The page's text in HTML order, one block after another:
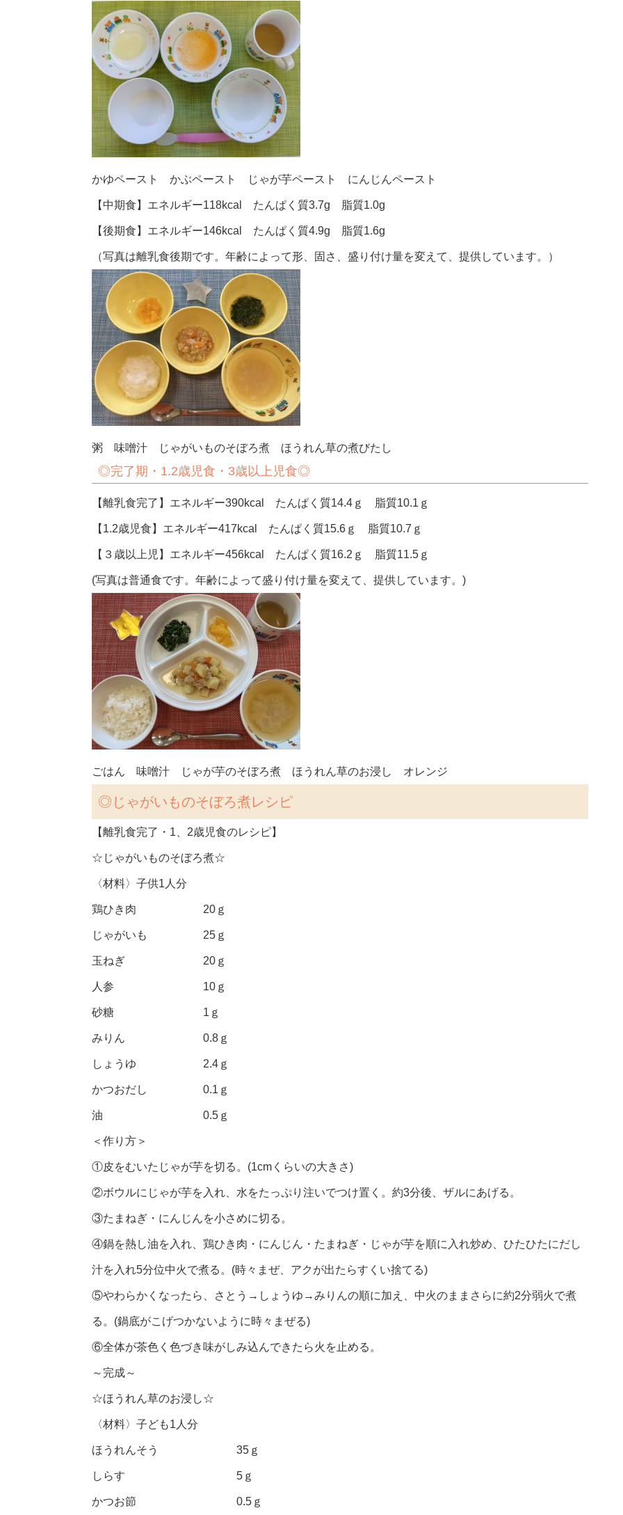
かゆペースト かぶペースト じゃが芋ペースト にんじんペースト
【中期食】エネルギー118kcal たんぱく質3.7g 脂質1.0g
【後期食】エネルギー146kcal たんぱく質4.9g 脂質1.6g
（写真は離乳食後期です。年齢によって形、固さ、盛り付け量を変えて、提供しています。）
粥 味噌汁 じゃがいものそぼろ煮 ほうれん草の煮びたし
◎完了期・1.2歳児食・3歳以上児食◎
【離乳食完了】エネルギー390kcal たんぱく質14.4ｇ 脂質10.1ｇ
【1.2歳児食】エネルギー417kcal たんぱく質15.6ｇ 脂質10.7ｇ
【３歳以上児】エネルギー456kcal たんぱく質16.2ｇ 脂質11.5ｇ
(写真は普通食です。年齢によって盛り付け量を変えて、提供しています。)
ごはん 味噌汁 じゃが芋のそぼろ煮 ほうれん草のお浸し オレンジ
◎じゃがいものそぼろ煮レシピ
【離乳食完了・1、2歳児食のレシピ】
☆じゃがいものそぼろ煮☆
〈材料〉子供1人分
鶏ひき肉 20ｇ
じゃがいも 25ｇ
玉ねぎ 20ｇ
人参 10ｇ
砂糖 1ｇ
みりん 0.8ｇ
しょうゆ 2.4ｇ
かつおだし 0.1ｇ
油 0.5ｇ
＜作り方＞
①皮をむいたじゃが芋を切る。(1cmくらいの大きさ)
②ボウルにじゃが芋を入れ、水をたっぷり注いでつけ置く。約3分後、ザルにあげる。
③たまねぎ・にんじんを小さめに切る。
④鍋を熱し油を入れ、鶏ひき肉・にんじん・たまねぎ・じゃが芋を順に入れ炒め、ひたひたにだし
汁を入れ5分位中火で煮る。(時々まぜ、アクが出たらすくい捨てる)
⑤やわらかくなったら、さとう→しょうゆ→みりんの順に加え、中火のままさらに約2分弱火で煮
る。(鍋底がこげつかないように時々まぜる)
⑥全体が茶色く色づき味がしみ込んできたら火を止める。
～完成～
☆ほうれん草のお浸し☆
〈材料〉子ども1人分
ほうれんそう 35ｇ
しらす 5ｇ
かつお節 0.5ｇ